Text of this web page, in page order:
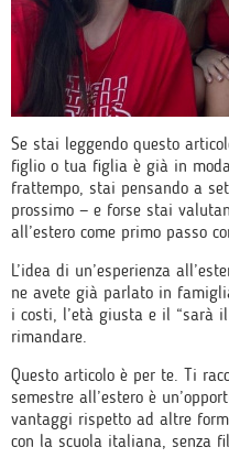
Se stai leggendo questo
figlio o tua figlia è già in
frattempo, stai pensando a
prossimo — e forse stai
all’estero come primo passo
L’idea di un’esperienza
ne avete già parlato in
i costi, l’età giusta e il “sarà
rimandare.
Questo articolo è per te. Ti
semestre all’estero è
vantaggi rispetto ad altre
con la scuola italiana, senza